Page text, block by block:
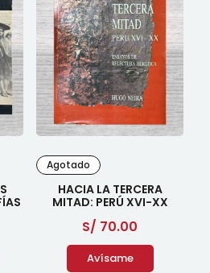
Agotado
HACIA LA TERCERA
MITAD: PERÚ XVI-XX
S/ 70.00
Avísame